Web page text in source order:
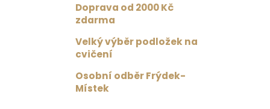
Doprava od 2000 Kč
zdarma
Velký výběr podložek na
cvičení
Osobní odběr Frýdek-
Místek